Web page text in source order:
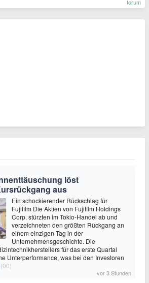
forum
löst
aus
Ein schockierender Rückschlag für
Fujifilm Die Aktien von Fujifilm Holdings
Corp. stürzten im Tokio-Handel ab und
verzeichneten den größten Rückgang an
einem einzigen Tag in der
Unternehmensgeschichte. Die
für das erste Quartal
Unterperformance, was bei den Investoren
(00)
vor 3 Stunden